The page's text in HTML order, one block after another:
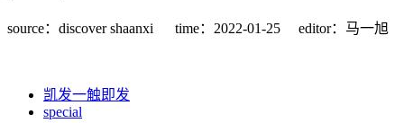
source：discover shaanxi time：2022-01-25 editor：马一旭
凯发一触即发
special